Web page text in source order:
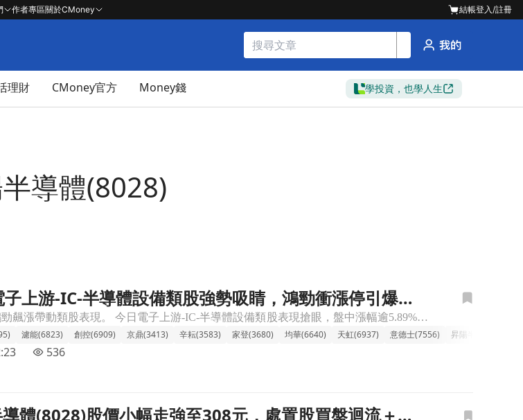
作者專區關於CMoney 結帳登入/註冊
理財 CMoney官方 Money錢 學投資，也學人生
導體(8028)
漲停引爆先進製程題材文章頁
上游-IC-半導體設備類股強勢吸睛，鴻勁衝漲停引爆先
🔸電子上游-IC-半導體設備族群上漲，鴻勁飆漲帶動類股表現。 今日電子上游-IC-半導體設備類股表現搶眼，盤中漲幅逾5.89%，主要動能來自個股鴻勁一度衝上漲停，成為族群領頭羊。觀察盤面，雖然類股整
濾能(6823) 創控(6909) 京鼎(3413) 辛耘(3583) 家登(3680) 均華(6640) 天虹(6937) 意德士(7556) 昇陽半導體(8028)
536
盤迴流＋高檔箱體支撐成盤面焦點文章頁
體(8028)股價小幅走強至308元，處置股買盤迴流＋高